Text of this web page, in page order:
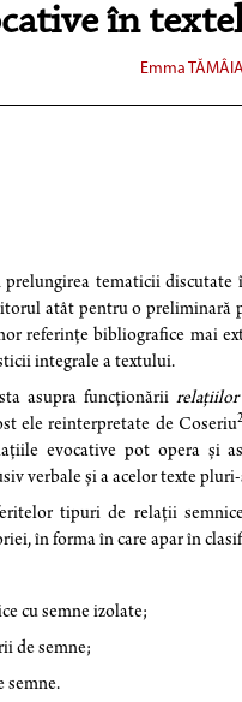
în
Emma
tematicii
atât pentru o preliminară
referințe bibliografice mai
integrale a textului.
asupra funcționăriirelaţiilor
ele reinterpretate de Coseriu
evocative pot opera și
verbale și a acelor texte
tipuri de relații
în forma în care apar în
cu semne izolate;
de semne;